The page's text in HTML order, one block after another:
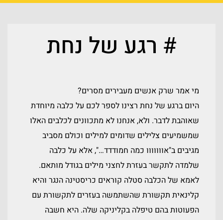
# רגע של נחת
מי אמר שרק אנשים מעבירים מסרים?
היום ברגע של נחת רצינו לספר לכם על כלבה מיוחדת
שאוהבת לדבר. ולא, אנחנו לא מתכוונים לכלבים האלו
שמשמיעים צלילים שדומים למילים וכולם מסביב
מגיבים ב"אווווווו כמה חמודדד…", אלא על כלבה
שלמדה לתקשר בעזרת לחצני מילים בגודל מותאם.
לאמא של הכלבה סטלה קוראים כריסטינה הנגר והיא
קלינאית תקשורת שהשתמשה בעזרים לתקשורת עם
הפעוטות בהם טיפלה בקליניקה שלה. היא חשבה